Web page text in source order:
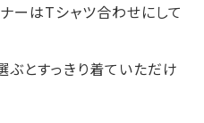
ーはTシャツ合わせにして
ぶとすっきり着ていただけ